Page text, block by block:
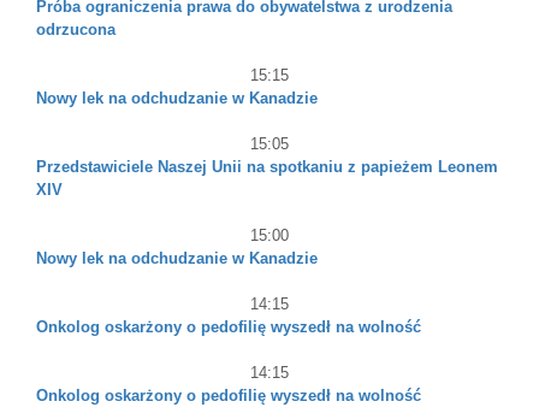
Próba ograniczenia prawa do obywatelstwa z urodzenia
odrzucona
15:15
Nowy lek na odchudzanie w Kanadzie
15:05
Przedstawiciele Naszej Unii na spotkaniu z papieżem Leonem
XIV
15:00
Nowy lek na odchudzanie w Kanadzie
14:15
Onkolog oskarżony o pedofilię wyszedł na wolność
14:15
Onkolog oskarżony o pedofilię wyszedł na wolność